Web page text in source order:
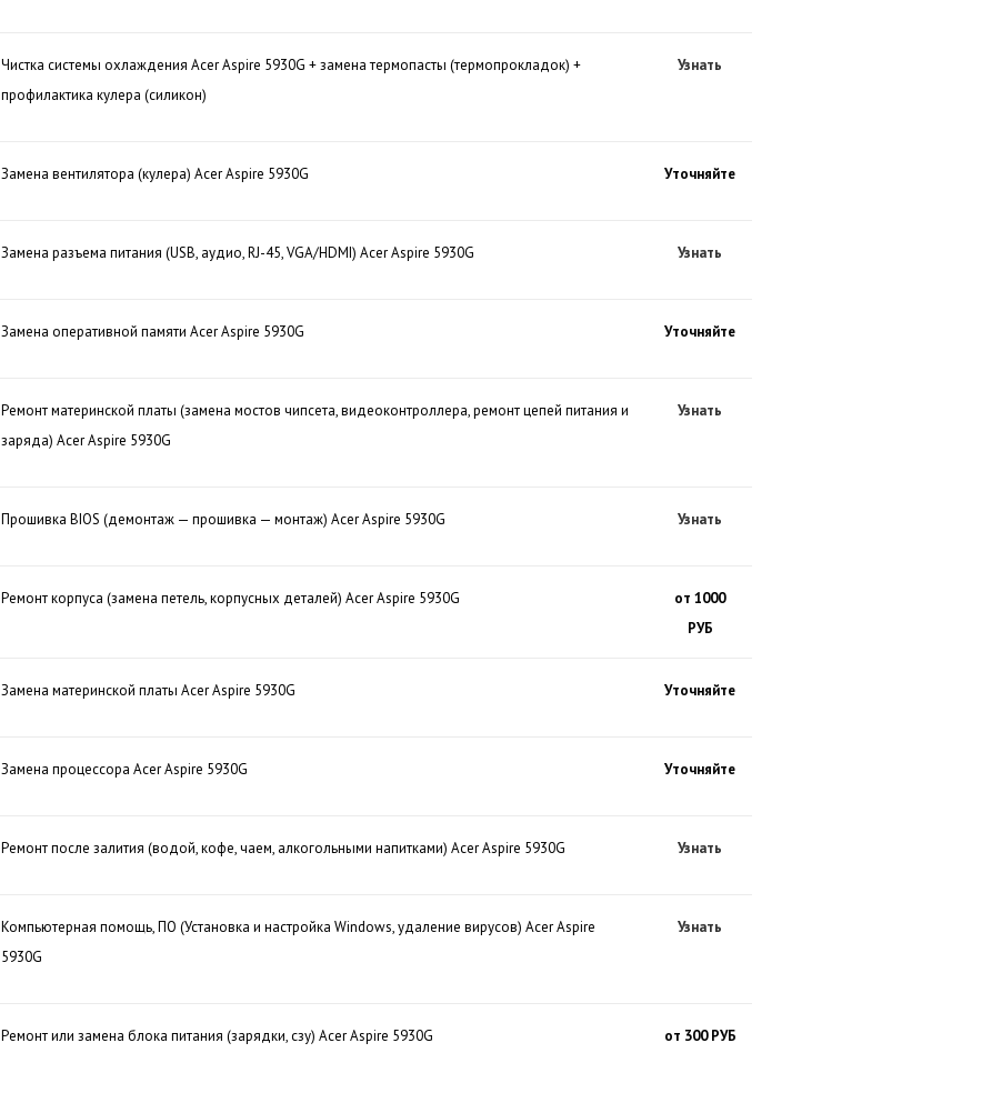
Чистка системы охлаждения Acer Aspire 5930G + замена термопасты (термопрокладок) +
профилактика кулера (силикон)
Узнать
Замена вентилятора (кулера) Acer Aspire 5930G Уточняйте
Замена разъема питания (USB, аудио, RJ-45, VGA/HDMI) Acer Aspire 5930G Узнать
Замена оперативной памяти Acer Aspire 5930G Уточняйте
Ремонт материнской платы (замена мостов чипсета, видеоконтроллера, ремонт цепей питания и
заряда) Acer Aspire 5930G
Узнать
Прошивка BIOS (демонтаж — прошивка — монтаж) Acer Aspire 5930G Узнать
Ремонт корпуса (замена петель, корпусных деталей) Acer Aspire 5930G
от 1000
РУБ
Замена материнской платы Acer Aspire 5930G Уточняйте
Замена процессора Acer Aspire 5930G Уточняйте
Ремонт после залития (водой, кофе, чаем, алкогольными напитками) Acer Aspire 5930G Узнать
Компьютерная помощь, ПО (Установка и настройка Windows, удаление вирусов) Acer Aspire
5930G
Узнать
Ремонт или замена блока питания (зарядки, сзу) Acer Aspire 5930G от 300 РУБ